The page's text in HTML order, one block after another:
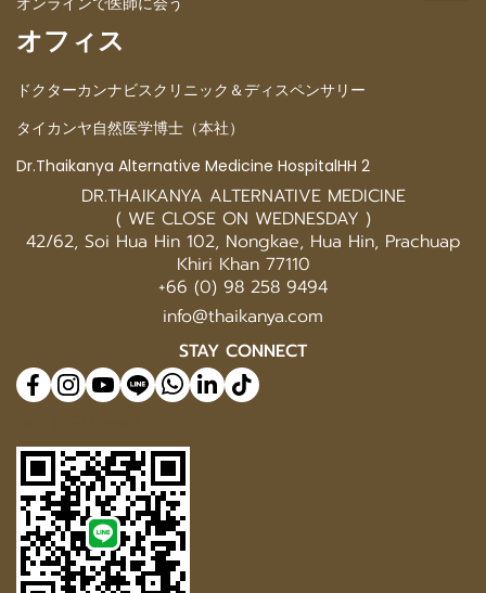
オフィス
ドクターカンナビスクリニック＆ディスペンサリー
タイカンヤ自然医学博士（本社）
Dr.Thaikanya Alternative Medicine HospitalHH 2
DR.THAIKANYA ALTERNATIVE MEDICINE
( WE CLOSE ON WEDNESDAY )
42/62, Soi Hua Hin 102, Nongkae, Hua Hin, Prachuap
Khiri Khan 77110
+66 (0) 98 258 9494
info@thaikanya.com
STAY CONNECT